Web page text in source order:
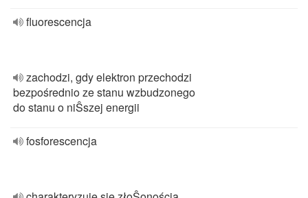
fluorescencja
zachodzi, gdy elektron przechodzi
bezpośrednio ze stanu wzbudzonego
do stanu o niŜszej energii
fosforescencja